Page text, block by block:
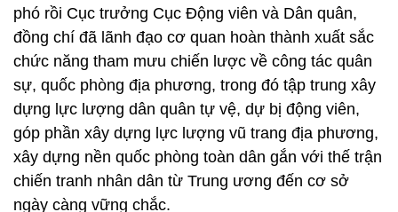
dựng lực lượng dân quân tự vệ, dự bị động viên,
góp phần xây dựng lực lượng vũ trang địa phương,
xây dựng nền quốc phòng toàn dân gắn với thế trận
chiến tranh nhân dân từ Trung ương đến cơ sở
ngày càng vững chắc.
Trước yêu cầu nhiệm vụ bảo vệ hậu phương miền
Bắc, đấu tranh giải phóng miền Nam, đồng chí
Đồng Sỹ Nguyên đã chỉ đạo Cục Động viên và Dân